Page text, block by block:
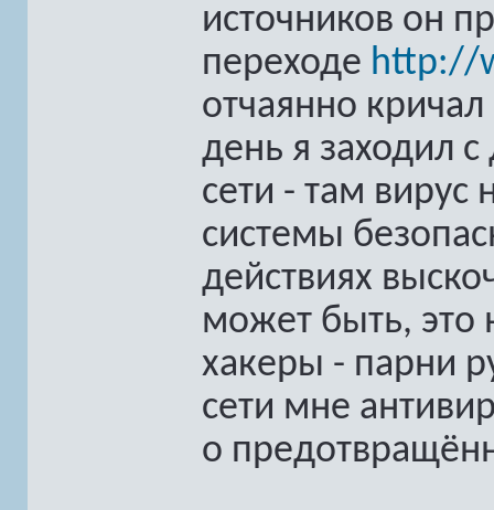
источников он
переходе http://
отчаянно
день я заходил
сети - там
системы
действиях
может быть, это
хакеры - парни
сети мне
о